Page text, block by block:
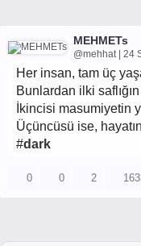
MEHMETs
@mehhat | 24
Her insan, tam üç
Bunlardan ilki
İkincisi masumiyetin
Üçüncüsü ise,
#dark
0 0 2